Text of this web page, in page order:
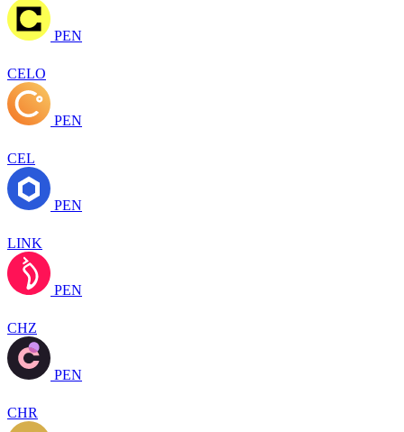
PEN
CELO
PEN
CEL
PEN
LINK
PEN
CHZ
PEN
CHR